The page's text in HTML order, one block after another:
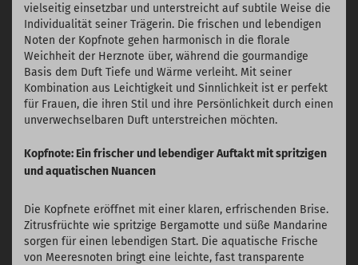
vielseitig einsetzbar und unterstreicht auf subtile Weise die
Individualität seiner Trägerin. Die frischen und lebendigen
Noten der Kopfnote gehen harmonisch in die florale
Weichheit der Herznote über, während die gourmandige
Basis dem Duft Tiefe und Wärme verleiht. Mit seiner
Kombination aus Leichtigkeit und Sinnlichkeit ist er perfekt
für Frauen, die ihren Stil und ihre Persönlichkeit durch einen
unverwechselbaren Duft unterstreichen möchten.
Kopfnote: Ein frischer und lebendiger Auftakt mit spritzigen
und aquatischen Nuancen
Die Kopfnete eröffnet mit einer klaren, erfrischenden Brise.
Zitrusfrüchte wie spritzige Bergamotte und süße Mandarine
sorgen für einen lebendigen Start. Die aquatische Frische
von Meeresnoten bringt eine leichte, fast transparente